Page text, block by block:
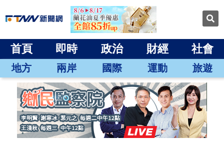
首頁 即時 政治 財經 社會
地方 兩岸 國際 運動 旅遊